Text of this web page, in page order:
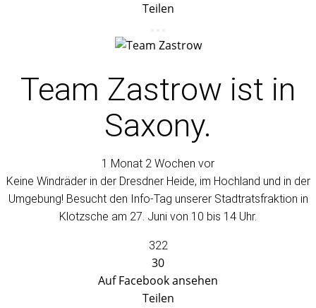
Teilen
Team Zastrow ist in
Saxony.
1 Monat 2 Wochen vor
Keine Windräder in der Dresdner Heide, im Hochland und in der
Umgebung! Besucht den Info-Tag unserer Stadtratsfraktion in
Klotzsche am 27. Juni von 10 bis 14 Uhr.
322
30
Auf Facebook ansehen
Teilen